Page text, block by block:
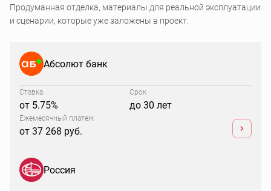
Продуманная отделка, материалы для реальной эксплуатации
и сценарии, которые уже заложены в проект.
Абсолют банк
Ставка
от 5.75%
Срок
до 30 лет
Ежемесячный платеж
от 37 268 руб.
Россия